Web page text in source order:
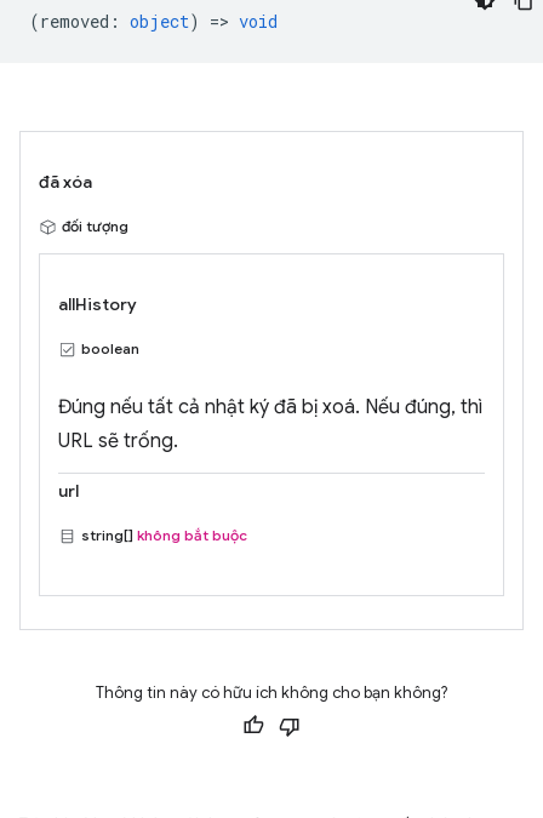
(removed : object) => void
đã xóa
đối tượng
allHistory
boolean
Đúng nếu tất cả nhật ký đã bị xoá. Nếu đúng, thì
URL sẽ trống.
url
string[] không bắt buộc
Thông tin này có hữu ích không cho bạn không?